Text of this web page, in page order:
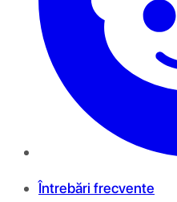
Întrebări frecvente